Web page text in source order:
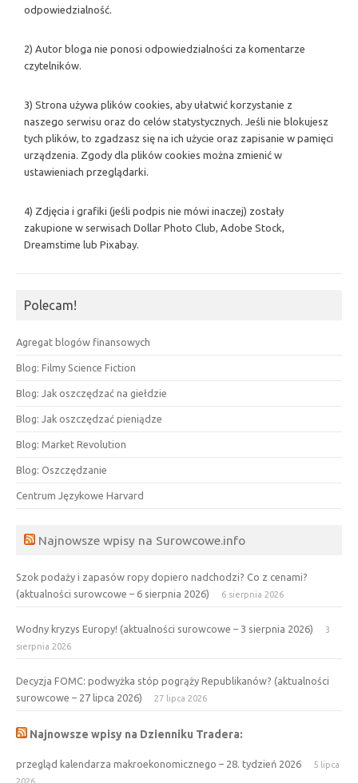
odpowiedzialność.
2) Autor bloga nie ponosi odpowiedzialności za komentarze
czytelników.
3) Strona używa plików cookies, aby ułatwić korzystanie z
naszego serwisu oraz do celów statystycznych. Jeśli nie blokujesz
tych plików, to zgadzasz się na ich użycie oraz zapisanie w pamięci
urządzenia. Zgody dla plików cookies można zmienić w
ustawieniach przeglądarki.
4) Zdjęcia i grafiki (jeśli podpis nie mówi inaczej) zostały
zakupione w serwisach Dollar Photo Club, Adobe Stock,
Dreamstime lub Pixabay.
Polecam!
Agregat blogów finansowych
Blog: Filmy Science Fiction
Blog: Jak oszczędzać na giełdzie
Blog: Jak oszczędzać pieniądze
Blog: Market Revolution
Blog: Oszczędzanie
Centrum Językowe Harvard
Najnowsze wpisy na Surowcowe.info
Szok podaży i zapasów ropy dopiero nadchodzi? Co z cenami?
(aktualności surowcowe – 6 sierpnia 2026)
6 sierpnia 2026
Wodny kryzys Europy! (aktualności surowcowe – 3 sierpnia 2026)
3
sierpnia 2026
Decyzja FOMC: podwyżka stóp pogrąży Republikanów? (aktualności
surowcowe – 27 lipca 2026)
27 lipca 2026
Najnowsze wpisy na Dzienniku Tradera:
przegląd kalendarza makroekonomicznego – 28. tydzień 2026
5 lipca